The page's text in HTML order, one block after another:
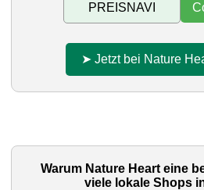
➤ Jetzt bei Nature
Warum Nature Heart eine
viele lokale Shops